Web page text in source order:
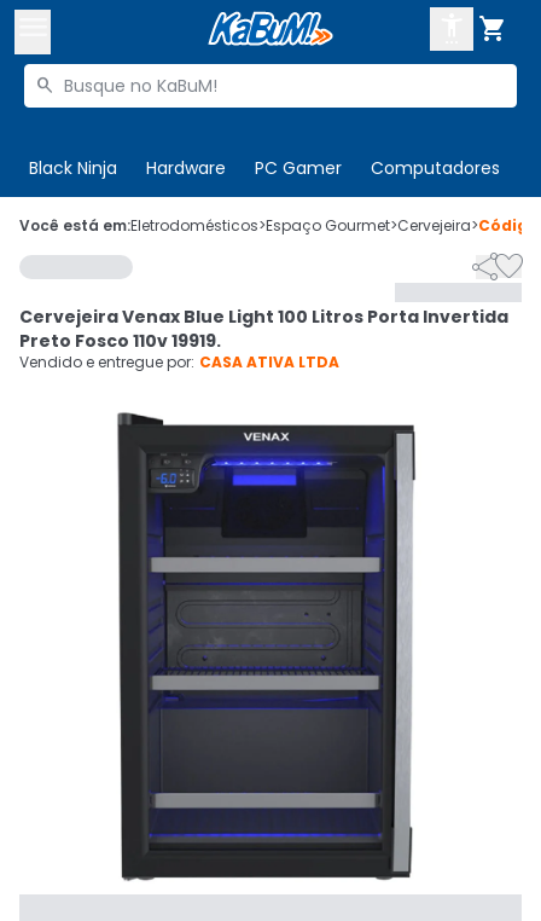

Buscar produtos

Black Ninja Hardware PC Gamer Computadores
 Olá. Acesse sua conta
 Departamentos
Cupons
Ativar tradutor em libras
CADASTRE-SE
Você está em:Eletrodomésticos>Espaço Gourmet>Cervejeira>Código

Cervejeira Venax Blue Light 100 Litros Porta Invertida
Preto Fosco 110v 19919.
Vendido e entregue por: CASA ATIVA LTDA